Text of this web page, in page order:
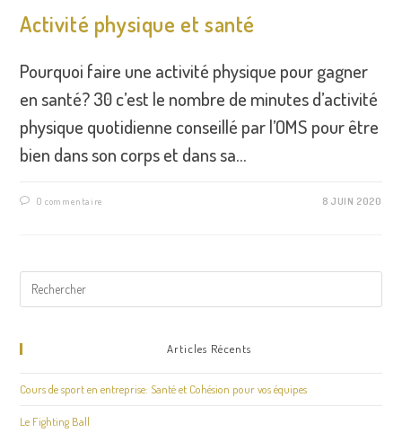
Activité physique et santé
Pourquoi faire une activité physique pour gagner
en santé? 30 c’est le nombre de minutes d’activité
physique quotidienne conseillé par l’OMS pour être
bien dans son corps et dans sa…
0 commentaire 8 JUIN 2020
Articles Récents
Cours de sport en entreprise: Santé et Cohésion pour vos équipes
Le Fighting Ball